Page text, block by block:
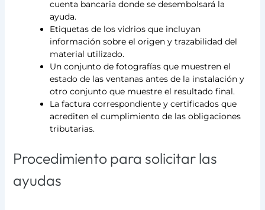
cuenta bancaria donde se desembolsará la
ayuda.
Etiquetas de los vidrios que incluyan
información sobre el origen y trazabilidad del
material utilizado.
Un conjunto de fotografías que muestren el
estado de las ventanas antes de la instalación y
otro conjunto que muestre el resultado final.
La factura correspondiente y certificados que
acrediten el cumplimiento de las obligaciones
tributarias.
Procedimiento para solicitar las
ayudas